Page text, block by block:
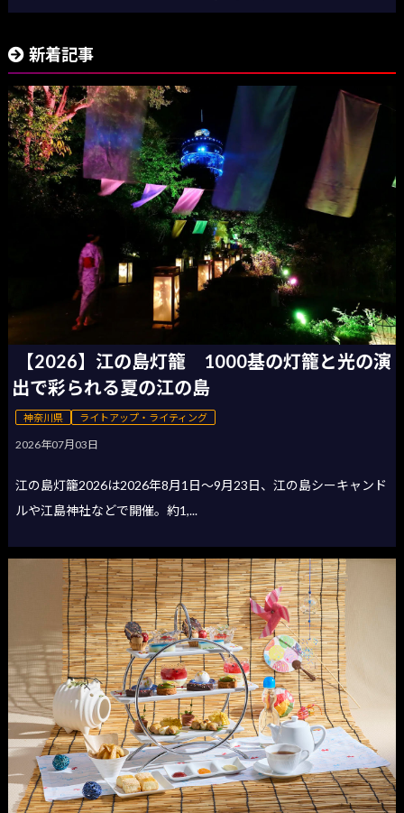
新着記事
【2026】江の島灯籠 1000基の灯籠と光の演
出で彩られる夏の江の島
神奈川県 ライトアップ・ライティング
2026年07月03日
江の島灯籠2026は2026年8月1日〜9月23日、江の島シーキャンド
ルや江島神社などで開催。約1,...